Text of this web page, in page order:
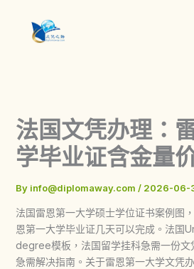
content
法国文凭办理：
学毕业证含金量
By info@diplomaway.com / 2026-06-
法国雷恩第一大学硕士学位证书案例图
恩第一大学毕业证几天可以完成。法国
degree模板，法国留学挂科急需一份文
急需解决指南。关于雷恩第一大学文凭